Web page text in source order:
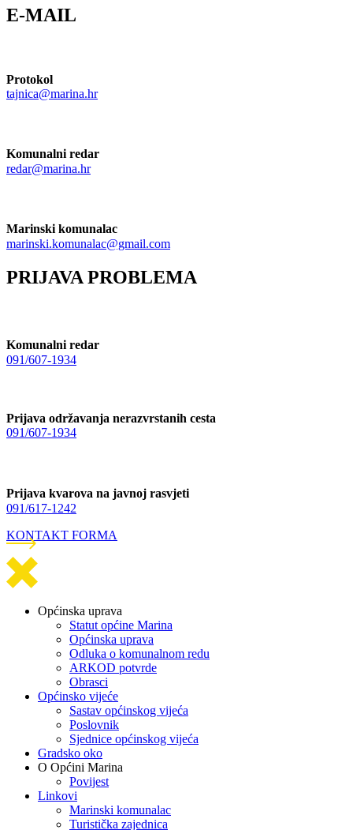
E-MAIL
Protokol
tajnica@marina.hr
Komunalni redar
redar@marina.hr
Marinski komunalac
marinski.komunalac@gmail.com
PRIJAVA PROBLEMA
Komunalni redar
091/607-1934
Prijava održavanja nerazvrstanih cesta
091/607-1934
Prijava kvarova na javnoj rasvjeti
091/617-1242
KONTAKT FORMA
Općinska uprava
Statut općine Marina
Općinska uprava
Odluka o komunalnom redu
ARKOD potvrde
Obrasci
Općinsko vijeće
Sastav općinskog vijeća
Poslovnik
Sjednice općinskog vijeća
Gradsko oko
O Općini Marina
Povijest
Linkovi
Marinski komunalac
Turistička zajednica